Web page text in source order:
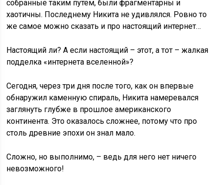
собранные таким путём, были фрагментарны и
хаотичны. Последнему Никита не удивлялся. Ровно то
же самое можно сказать и про настоящий интернет…
Настоящий ли? А если настоящий – этот, а тот – жалкая
подделка «интернета вселенной»?
Сегодня, через три дня после того, как он впервые
обнаружил каменную спираль, Никита намеревался
заглянуть глубже в прошлое американского
континента. Это оказалось сложнее, потому что про
столь древние эпохи он знал мало.
Сложно, но выполнимо, – ведь для него нет ничего
невозможного!